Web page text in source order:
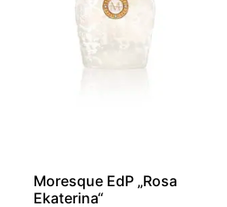
Moresque EdP „Rosa
Ekaterina“